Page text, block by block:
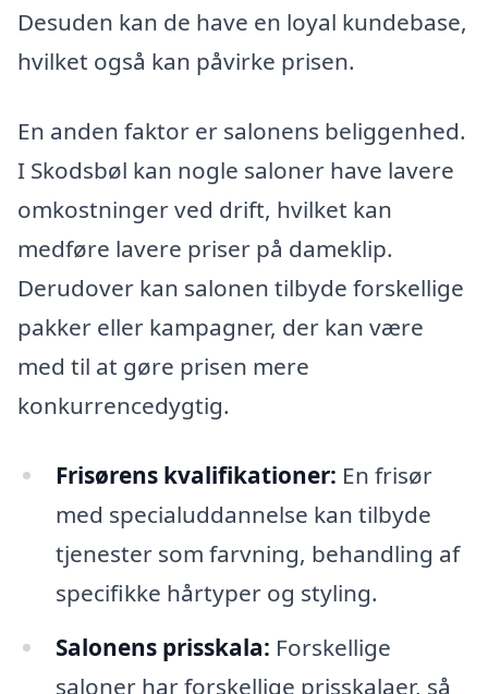
Desuden kan de have en loyal kundebase,
hvilket også kan påvirke prisen.
En anden faktor er salonens beliggenhed.
I Skodsbøl kan nogle saloner have lavere
omkostninger ved drift, hvilket kan
medføre lavere priser på dameklip.
Derudover kan salonen tilbyde forskellige
pakker eller kampagner, der kan være
med til at gøre prisen mere
konkurrencedygtig.
Frisørens kvalifikationer: En frisør
med specialuddannelse kan tilbyde
tjenester som farvning, behandling af
specifikke hårtyper og styling.
Salonens prisskala: Forskellige
saloner har forskellige prisskalaer, så